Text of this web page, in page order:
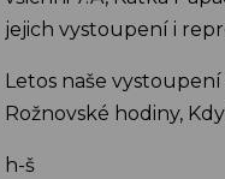
jejich vystoupení i
Letos naše
Rožnovské hodiny,
h-š